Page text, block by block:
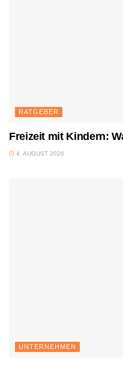
RATGEBER
Freizeit mit Kindern:
4. AUGUST 2026
UNTERNEHMEN